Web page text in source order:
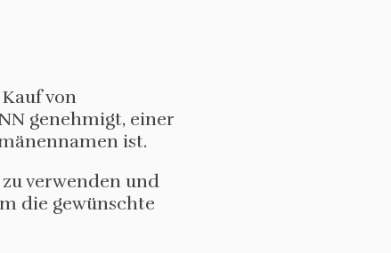
von
genehmigt, einer
ist.
verwenden und
die gewünschte